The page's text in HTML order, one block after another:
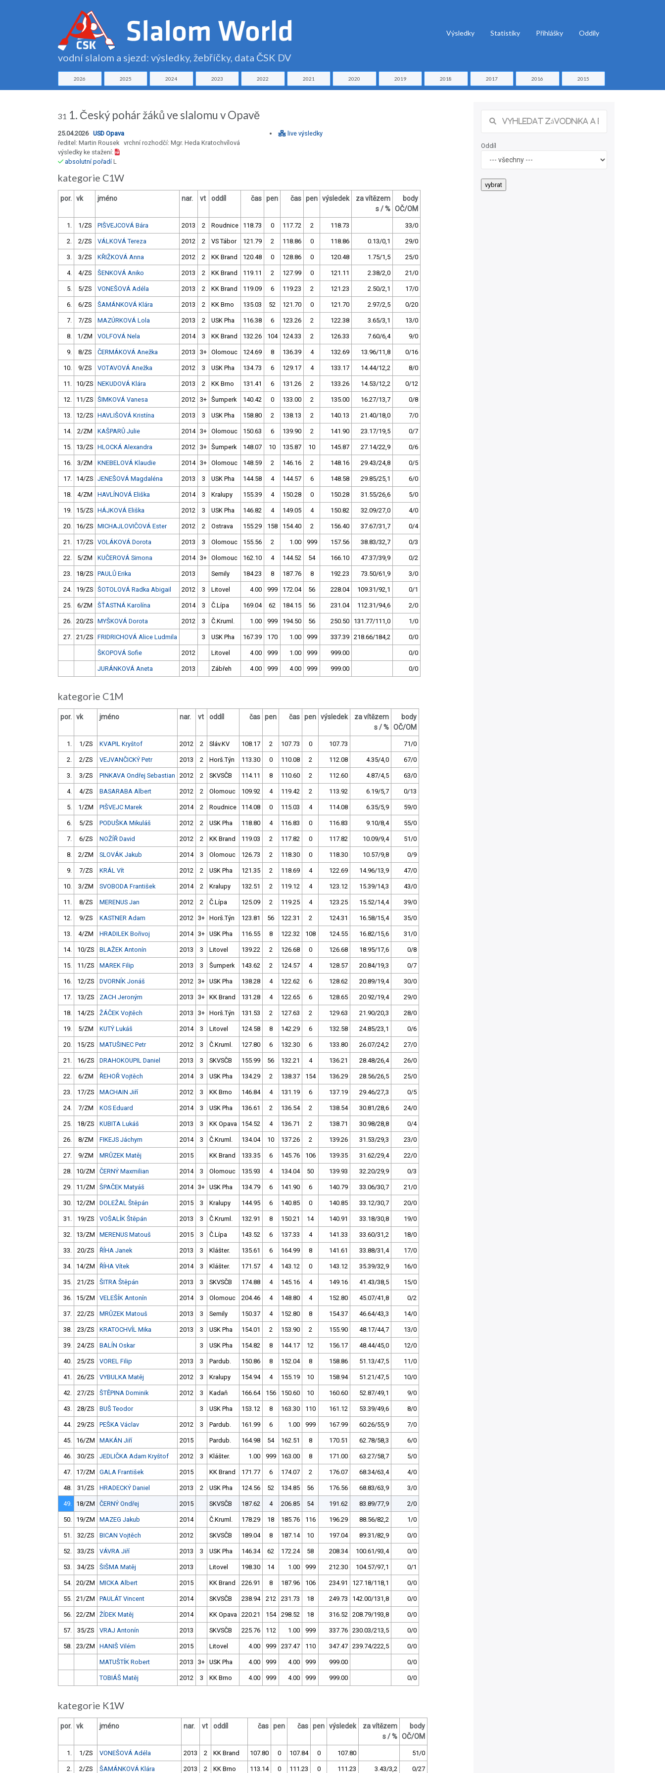
vodní slalom a sjezd: výsledky, žebříčky, data ČSK DV
Výsledky Statistiky Přihlášky Oddíly
2026 2025 2024 2023 2022 2021 2020 2019 2018 2017 2016 2015
31 1. Český pohár žáků ve slalomu v Opavě
25.04.2026 USD Opava
ředitel: Martin Rousek vrchní rozhodčí: Mgr. Heda Kratochvílová
výsledky ke stažení:
absolutní pořadíL
live výsledky
kategorie C1W
por. vk jméno nar. vt oddíl čas pen čas pen výsledek
za vítězem
s / %
body
OČ/OM
1. 1/ZS PIŠVEJCOVÁ Bára 2013 2 Roudnice 118.73 0 117.72 2 118.73 33/0
2. 2/ZS VÁLKOVÁ Tereza 2012 2 VS Tábor 121.79 2 118.86 0 118.86 0.13/0,1 29/0
3. 3/ZS KŘIŽKOVÁ Anna 2012 2 KK Brand 120.48 0 128.86 0 120.48 1.75/1,5 25/0
4. 4/ZS ŠENKOVÁ Aniko 2013 2 KK Brand 119.11 2 127.99 0 121.11 2.38/2,0 21/0
5. 5/ZS VONEŠOVÁ Adéla 2013 2 KK Brand 119.09 6 119.23 2 121.23 2.50/2,1 17/0
6. 6/ZS ŠAMÁNKOVÁ Klára 2013 2 KK Brno 135.03 52 121.70 0 121.70 2.97/2,5 0/20
7. 7/ZS MAZÚRKOVÁ Lola 2013 2 USK Pha 116.38 6 123.26 2 122.38 3.65/3,1 13/0
8. 1/ZM VOLFOVÁ Nela 2014 3 KK Brand 132.26 104 124.33 2 126.33 7.60/6,4 9/0
9. 8/ZS ČERMÁKOVÁ Anežka 2013 3+ Olomouc 124.69 8 136.39 4 132.69 13.96/11,8 0/16
10. 9/ZS VOTAVOVÁ Anežka 2012 3 USK Pha 134.73 6 129.17 4 133.17 14.44/12,2 8/0
11. 10/ZS NEKUDOVÁ Klára 2013 2 KK Brno 131.41 6 131.26 2 133.26 14.53/12,2 0/12
12. 11/ZS ŠIMKOVÁ Vanesa 2012 3+ Šumperk 140.42 0 133.00 2 135.00 16.27/13,7 0/8
13. 12/ZS HAVLIŠOVÁ Kristína 2013 3 USK Pha 158.80 2 138.13 2 140.13 21.40/18,0 7/0
14. 2/ZM KAŠPARŮ Julie 2014 3+ Olomouc 150.63 6 139.90 2 141.90 23.17/19,5 0/7
15. 13/ZS HLOCKÁ Alexandra 2012 3+ Šumperk 148.07 10 135.87 10 145.87 27.14/22,9 0/6
16. 3/ZM KNEBELOVÁ Klaudie 2014 3+ Olomouc 148.59 2 146.16 2 148.16 29.43/24,8 0/5
17. 14/ZS JENEŠOVÁ Magdaléna 2013 3 USK Pha 144.58 4 144.57 6 148.58 29.85/25,1 6/0
18. 4/ZM HAVLÍNOVÁ Eliška 2014 3 Kralupy 155.39 4 150.28 0 150.28 31.55/26,6 5/0
19. 15/ZS HÁJKOVÁ Eliška 2012 3 USK Pha 146.82 4 149.05 4 150.82 32.09/27,0 4/0
20. 16/ZS MICHAJLOVIČOVÁ Ester 2012 2 Ostrava 155.29 158 154.40 2 156.40 37.67/31,7 0/4
21. 17/ZS VOLÁKOVÁ Dorota 2013 3 Olomouc 155.56 2 1.00 999 157.56 38.83/32,7 0/3
22. 5/ZM KUČEROVÁ Simona 2014 3+ Olomouc 162.10 4 144.52 54 166.10 47.37/39,9 0/2
23. 18/ZS PAULŮ Erika 2013 Semily 184.23 8 187.76 8 192.23 73.50/61,9 3/0
24. 19/ZS ŠOTOLOVÁ Radka Abigail 2012 3 Litovel 4.00 999 172.04 56 228.04 109.31/92,1 0/1
25. 6/ZM ŠŤASTNÁ Karolína 2014 3 Č.Lípa 169.04 62 184.15 56 231.04 112.31/94,6 2/0
26. 20/ZS MYŠKOVÁ Dorota 2012 3 Č.Kruml. 1.00 999 194.50 56 250.50 131.77/111,0 1/0
27. 21/ZS FRIDRICHOVÁ Alice Ludmila 3 USK Pha 167.39 170 1.00 999 337.39 218.66/184,2 0/0
ŠKOPOVÁ Sofie 2012 Litovel 4.00 999 1.00 999 999.00 0/0
JURÁNKOVÁ Aneta 2013 Zábřeh 4.00 999 4.00 999 999.00 0/0
kategorie C1M
por. vk jméno nar. vt oddíl čas pen čas pen výsledek
za vítězem
s / %
body
OČ/OM
1. 1/ZS KVAPIL Kryštof 2012 2 Sláv.KV 108.17 2 107.73 0 107.73 71/0
2. 2/ZS VEJVANČICKÝ Petr 2013 2 Horš.Týn 113.30 0 110.08 2 112.08 4.35/4,0 67/0
3. 3/ZS PINKAVA Ondřej Sebastian 2012 2 SKVSČB 114.11 8 110.60 2 112.60 4.87/4,5 63/0
4. 4/ZS BASARABA Albert 2012 2 Olomouc 109.92 4 119.42 2 113.92 6.19/5,7 0/13
5. 1/ZM PIŠVEJC Marek 2014 2 Roudnice 114.08 0 115.03 4 114.08 6.35/5,9 59/0
6. 5/ZS PODUŠKA Mikuláš 2012 2 USK Pha 118.80 4 116.83 0 116.83 9.10/8,4 55/0
7. 6/ZS NOŽÍŘ David 2012 2 KK Brand 119.03 2 117.82 0 117.82 10.09/9,4 51/0
8. 2/ZM SLOVÁK Jakub 2014 3 Olomouc 126.73 2 118.30 0 118.30 10.57/9,8 0/9
9. 7/ZS KRÁL Vít 2012 2 USK Pha 121.35 2 118.69 4 122.69 14.96/13,9 47/0
10. 3/ZM SVOBODA František 2014 2 Kralupy 132.51 2 119.12 4 123.12 15.39/14,3 43/0
11. 8/ZS MERENUS Jan 2012 2 Č.Lípa 125.09 2 119.25 4 123.25 15.52/14,4 39/0
12. 9/ZS KASTNER Adam 2012 3+ Horš.Týn 123.81 56 122.31 2 124.31 16.58/15,4 35/0
13. 4/ZM HRADILEK Bořivoj 2014 3+ USK Pha 116.55 8 122.32 108 124.55 16.82/15,6 31/0
14. 10/ZS BLAŽEK Antonín 2013 3 Litovel 139.22 2 126.68 0 126.68 18.95/17,6 0/8
15. 11/ZS MAREK Filip 2013 3 Šumperk 143.62 2 124.57 4 128.57 20.84/19,3 0/7
16. 12/ZS DVORNÍK Jonáš 2012 3+ USK Pha 138.28 4 122.62 6 128.62 20.89/19,4 30/0
17. 13/ZS ZACH Jeroným 2013 3+ KK Brand 131.28 4 122.65 6 128.65 20.92/19,4 29/0
18. 14/ZS ŽÁČEK Vojtěch 2013 3+ Horš.Týn 131.53 2 127.63 2 129.63 21.90/20,3 28/0
19. 5/ZM KUTÝ Lukáš 2014 3 Litovel 124.58 8 142.29 6 132.58 24.85/23,1 0/6
20. 15/ZS MATUŠINEC Petr 2012 3 Č.Kruml. 127.80 6 132.30 6 133.80 26.07/24,2 27/0
21. 16/ZS DRAHOKOUPIL Daniel 2013 3 SKVSČB 155.99 56 132.21 4 136.21 28.48/26,4 26/0
22. 6/ZM ŘEHOŘ Vojtěch 2014 3 USK Pha 134.29 2 138.37 154 136.29 28.56/26,5 25/0
23. 17/ZS MACHAIN Jiří 2012 3 KK Brno 146.84 4 131.19 6 137.19 29.46/27,3 0/5
24. 7/ZM KOS Eduard 2014 3 USK Pha 136.61 2 136.54 2 138.54 30.81/28,6 24/0
25. 18/ZS KUBITA Lukáš 2013 3 KK Opava 154.52 4 136.71 2 138.71 30.98/28,8 0/4
26. 8/ZM FIKEJS Jáchym 2014 3 Č.Kruml. 134.04 10 137.26 2 139.26 31.53/29,3 23/0
27. 9/ZM MRŮZEK Matěj 2015 KK Brand 133.35 6 145.76 106 139.35 31.62/29,4 22/0
28. 10/ZM ČERNÝ Maxmilian 2014 3 Olomouc 135.93 4 134.04 50 139.93 32.20/29,9 0/3
29. 11/ZM ŠPAČEK Matyáš 2014 3+ USK Pha 134.79 6 141.90 6 140.79 33.06/30,7 21/0
30. 12/ZM DOLEŽAL Štěpán 2015 3 Kralupy 144.95 6 140.85 0 140.85 33.12/30,7 20/0
31. 19/ZS VOŠALÍK Štěpán 2013 3 Č.Kruml. 132.91 8 150.21 14 140.91 33.18/30,8 19/0
32. 13/ZM MERENUS Matouš 2015 3 Č.Lípa 143.52 6 137.33 4 141.33 33.60/31,2 18/0
33. 20/ZS ŘÍHA Janek 2013 3 Klášter. 135.61 6 164.99 8 141.61 33.88/31,4 17/0
34. 14/ZM ŘÍHA Vítek 2014 3 Klášter. 171.57 4 143.12 0 143.12 35.39/32,9 16/0
35. 21/ZS ŠITRA Štěpán 2013 3 SKVSČB 174.88 4 145.16 4 149.16 41.43/38,5 15/0
36. 15/ZM VELEŠÍK Antonín 2014 3 Olomouc 204.46 4 148.80 4 152.80 45.07/41,8 0/2
37. 22/ZS MRŮZEK Matouš 2013 3 Semily 150.37 4 152.80 8 154.37 46.64/43,3 14/0
38. 23/ZS KRATOCHVÍL Mika 2013 3 USK Pha 154.01 2 153.90 2 155.90 48.17/44,7 13/0
39. 24/ZS BALÍN Oskar 3 USK Pha 154.82 8 144.17 12 156.17 48.44/45,0 12/0
40. 25/ZS VOREL Filip 2013 3 Pardub. 150.86 8 152.04 8 158.86 51.13/47,5 11/0
41. 26/ZS VYBULKA Matěj 2012 3 Kralupy 154.94 4 155.19 10 158.94 51.21/47,5 10/0
42. 27/ZS ŠTĚPINA Dominik 2012 3 Kadaň 166.64 156 150.60 10 160.60 52.87/49,1 9/0
43. 28/ZS BUŠ Teodor 3 USK Pha 153.12 8 163.30 110 161.12 53.39/49,6 8/0
44. 29/ZS PEŠKA Václav 2012 3 Pardub. 161.99 6 1.00 999 167.99 60.26/55,9 7/0
45. 16/ZM MAKÁN Jiří 2015 Pardub. 164.98 54 162.51 8 170.51 62.78/58,3 6/0
46. 30/ZS JEDLIČKA Adam Kryštof 2012 3 Klášter. 1.00 999 163.00 8 171.00 63.27/58,7 5/0
47. 17/ZM GALA František 2015 KK Brand 171.77 6 174.07 2 176.07 68.34/63,4 4/0
48. 31/ZS HRADECKÝ Daniel 2013 2 USK Pha 124.56 52 134.85 56 176.56 68.83/63,9 3/0
49. 18/ZM ČERNÝ Ondřej 2015 SKVSČB 187.62 4 206.85 54 191.62 83.89/77,9 2/0
50. 19/ZM MAZEG Jakub 2014 Č.Kruml. 178.29 18 185.76 116 196.29 88.56/82,2 1/0
51. 32/ZS BICAN Vojtěch 2012 SKVSČB 189.04 8 187.14 10 197.04 89.31/82,9 0/0
52. 33/ZS VÁVRA Jiří 2013 3 USK Pha 146.34 62 172.24 58 208.34 100.61/93,4 0/0
53. 34/ZS ŠIŠMA Matěj 2013 Litovel 198.30 14 1.00 999 212.30 104.57/97,1 0/1
54. 20/ZM MICKA Albert 2015 KK Brand 226.91 8 187.96 106 234.91 127.18/118,1 0/0
55. 21/ZM PAULÁT Vincent 2014 SKVSČB 238.94 212 231.73 18 249.73 142.00/131,8 0/0
56. 22/ZM ŽÍDEK Matěj 2014 KK Opava 220.21 154 298.52 18 316.52 208.79/193,8 0/0
57. 35/ZS VRAJ Antonín 2013 SKVSČB 225.76 112 1.00 999 337.76 230.03/213,5 0/0
58. 23/ZM HANIŠ Vilém 2015 Litovel 4.00 999 237.47 110 347.47 239.74/222,5 0/0
MATUŠTÍK Robert 2013 3+ USK Pha 4.00 999 4.00 999 999.00 0/0
TOBIÁŠ Matěj 2012 3 KK Brno 4.00 999 4.00 999 999.00 0/0
kategorie K1W
por. vk jméno nar. vt oddíl čas pen čas pen výsledek
za vítězem
s / %
body
OČ/OM
1. 1/ZS VONEŠOVÁ Adéla 2013 2 KK Brand 107.80 0 107.84 0 107.80 51/0
2. 2/ZS ŠAMÁNKOVÁ Klára 2013 2 KK Brno 113.14 0 111.23 0 111.23 3.43/3,2 0/27
Oddíl